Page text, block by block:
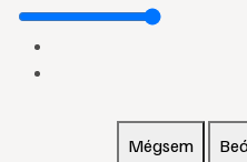
Mégsem